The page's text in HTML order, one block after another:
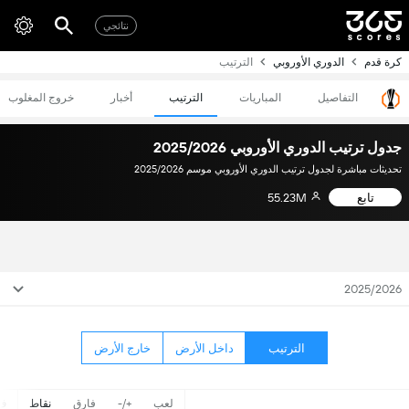
نتائجي
كرة قدم الدوري الأوروبي الترتيب
التفاصيل المباريات الترتيب أخبار خروج المغلوب
جدول ترتيب الدوري الأوروبي 2025/2026
تحديثات مباشرة لجدول ترتيب الدوري الأوروبي موسم 2025/2026
تابع 55.23M
2025/2026
الترتيب داخل الأرض خارج الأرض
لعب +/- فارق نقاط